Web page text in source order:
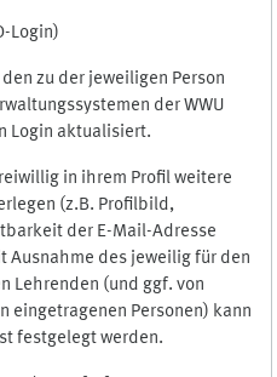
Login)
zu der jeweiligen Person
der WWU
Login aktualisiert.
in ihrem Profil weitere
(z.B. Profilbild,
der E-Mail-Adresse
Ausnahme des jeweilig für den
Lehrenden (und ggf. von
eingetragenen Personen) kann
festgelegt werden.